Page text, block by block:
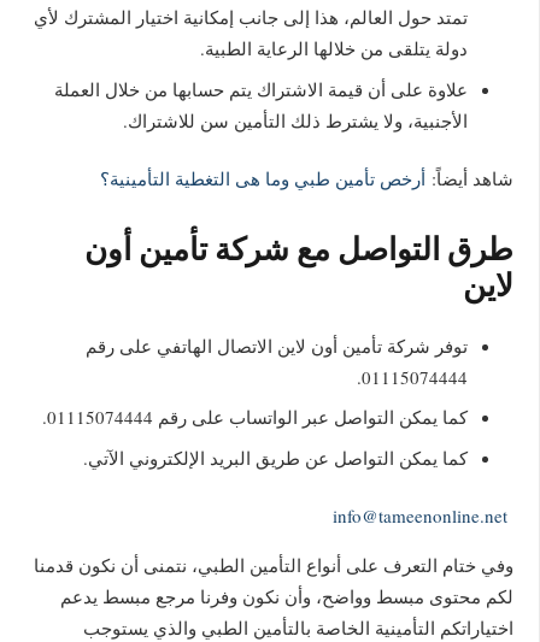
تمتد حول العالم، هذا إلى جانب إمكانية اختيار المشترك لأي
دولة يتلقى من خلالها الرعاية الطبية.
علاوة على أن قيمة الاشتراك يتم حسابها من خلال العملة
الأجنبية، ولا يشترط ذلك التأمين سن للاشتراك.
شاهد أيضاً:أرخص تأمين طبي وما هى التغطية التأمينية؟
طرق التواصل مع شركة تأمين أون
لاين
توفر شركة تأمين أون لاين الاتصال الهاتفي على رقم
01115074444.
كما يمكن التواصل عبر الواتساب على رقم 01115074444.
كما يمكن التواصل عن طريق البريد الإلكتروني الآتي.
info@tameenonline.net
وفي ختام التعرف على أنواع التأمين الطبي، نتمنى أن نكون قدمنا
لكم محتوى مبسط وواضح، وأن نكون وفرنا مرجع مبسط يدعم
اختياراتكم التأمينية الخاصة بالتأمين الطبي والذي يستوجب